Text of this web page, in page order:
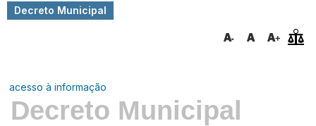
Decreto Municipal
acesso à informação
Decreto Municipal